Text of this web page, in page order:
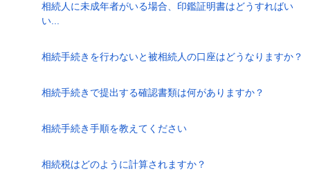
相続人に未成年者がいる場合、印鑑証明書はどうすればい
い...
相続手続きを行わないと被相続人の口座はどうなりますか？
相続手続きで提出する確認書類は何がありますか？
相続手続き手順を教えてください
相続税はどのように計算されますか？